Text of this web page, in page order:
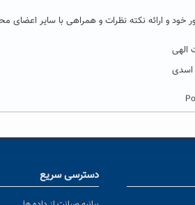
خود و ارائه نکته نظرات و همراهی با سایر اعضای
الهی
اسدی
دسترسی سریع